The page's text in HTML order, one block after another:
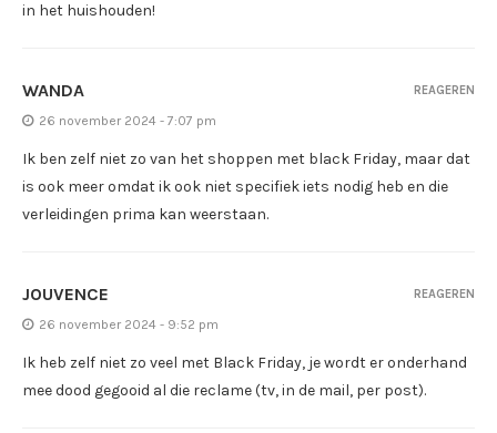
in het huishouden!
WANDA
26 november 2024 - 7:07 pm
Ik ben zelf niet zo van het shoppen met black Friday, maar dat
is ook meer omdat ik ook niet specifiek iets nodig heb en die
verleidingen prima kan weerstaan.
REAGEREN
JOUVENCE
26 november 2024 - 9:52 pm
Ik heb zelf niet zo veel met Black Friday, je wordt er onderhand
mee dood gegooid al die reclame (tv, in de mail, per post).
REAGEREN